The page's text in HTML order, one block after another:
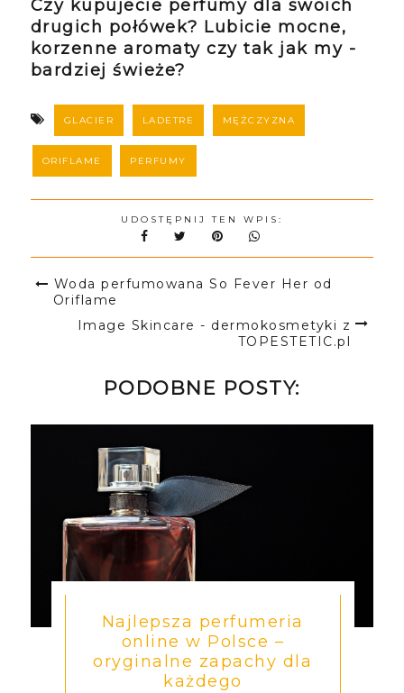
Czy kupujecie perfumy dla swoich
drugich połówek? Lubicie mocne,
korzenne aromaty czy tak jak my -
bardziej świeże?
GLACIER LADETRE MĘŻCZYZNA
ORIFLAME PERFUMY
UDOSTĘPNIJ TEN WPIS:
Woda perfumowana So Fever Her od
Oriflame
Image Skincare - dermokosmetyki z
TOPESTETIC.pl
PODOBNE POSTY:
Najlepsza perfumeria
online w Polsce –
oryginalne zapachy dla
każdego